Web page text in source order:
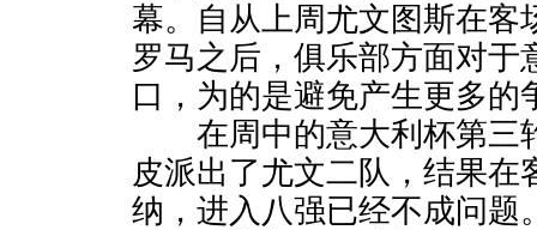
幕。自从上周尤文图斯在客
罗马之后，俱乐部方面对于
口，为的是避免产生更多的
在周中的意大利杯第三
皮派出了尤文二队，结果在
纳，进入八强已经不成问题